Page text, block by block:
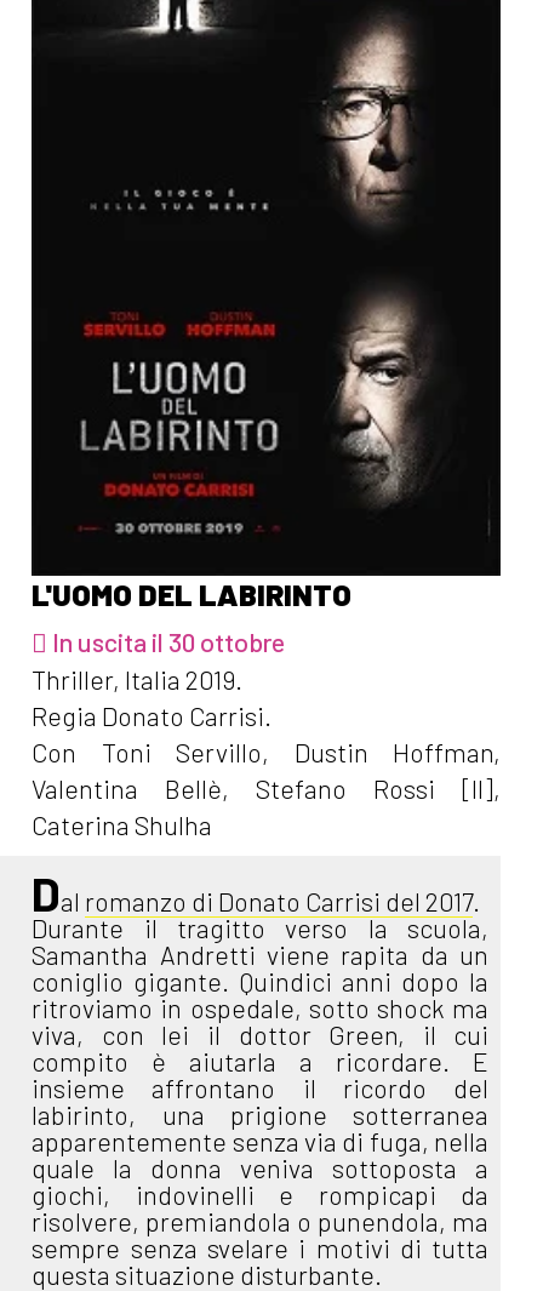
L'UOMO DEL LABIRINTO
In uscita il 30 ottobre
Thriller, Italia 2019.
Regia Donato Carrisi.
Con Toni Servillo, Dustin Hoffman,
Valentina Bellè, Stefano Rossi [II],
Caterina Shulha
Dal romanzo di Donato Carrisi del 2017.
Durante il tragitto verso la scuola,
Samantha Andretti viene rapita da un
coniglio gigante. Quindici anni dopo la
ritroviamo in ospedale, sotto shock ma
viva, con lei il dottor Green, il cui
compito è aiutarla a ricordare. E
insieme affrontano il ricordo del
labirinto, una prigione sotterranea
apparentemente senza via di fuga, nella
quale la donna veniva sottoposta a
giochi, indovinelli e rompicapi da
risolvere, premiandola o punendola, ma
sempre senza svelare i motivi di tutta
questa situazione disturbante.